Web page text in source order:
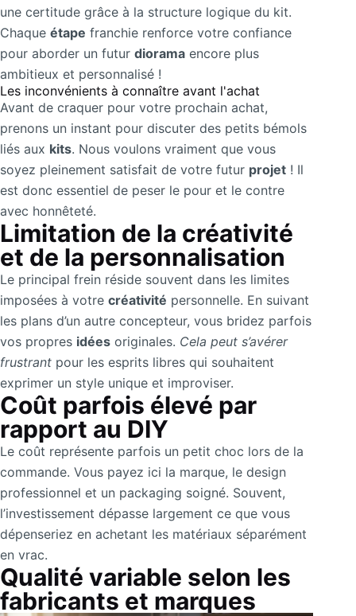
une certitude grâce à la structure logique du kit.
Chaque étape franchie renforce votre confiance
pour aborder un futur diorama encore plus
ambitieux et personnalisé !
Les inconvénients à connaître avant l'achat
Avant de craquer pour votre prochain achat,
prenons un instant pour discuter des petits bémols
liés aux kits. Nous voulons vraiment que vous
soyez pleinement satisfait de votre futur projet ! Il
est donc essentiel de peser le pour et le contre
avec honnêteté.
Limitation de la créativité
et de la personnalisation
Le principal frein réside souvent dans les limites
imposées à votre créativité personnelle. En suivant
les plans d’un autre concepteur, vous bridez parfois
vos propres idées originales. Cela peut s’avérer
frustrant pour les esprits libres qui souhaitent
exprimer un style unique et improviser.
Coût parfois élevé par
rapport au DIY
Le coût représente parfois un petit choc lors de la
commande. Vous payez ici la marque, le design
professionnel et un packaging soigné. Souvent,
l’investissement dépasse largement ce que vous
dépenseriez en achetant les matériaux séparément
en vrac.
Qualité variable selon les
fabricants et marques